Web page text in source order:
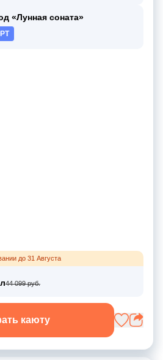
«Лунная соната»
до 31 Августа
44 099 руб.
каюту